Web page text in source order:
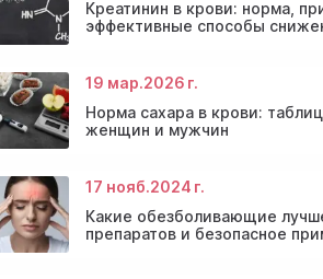
Креатинин в крови: норма,
эффективные способы
19 мар.2026 г.
Норма сахара в крови:
женщин и мужчин
17 нояб.2024 г.
Какие обезболивающие
препаратов и безопасное